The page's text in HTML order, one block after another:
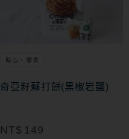
點心・零食
奇亞籽蘇打餅(黑椒岩鹽)
NT$ 149